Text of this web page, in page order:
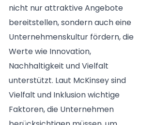
nicht nur attraktive Angebote
bereitstellen, sondern auch eine
Unternehmenskultur fördern, die
Werte wie Innovation,
Nachhaltigkeit und Vielfalt
unterstützt. Laut McKinsey sind
Vielfalt und Inklusion wichtige
Faktoren, die Unternehmen